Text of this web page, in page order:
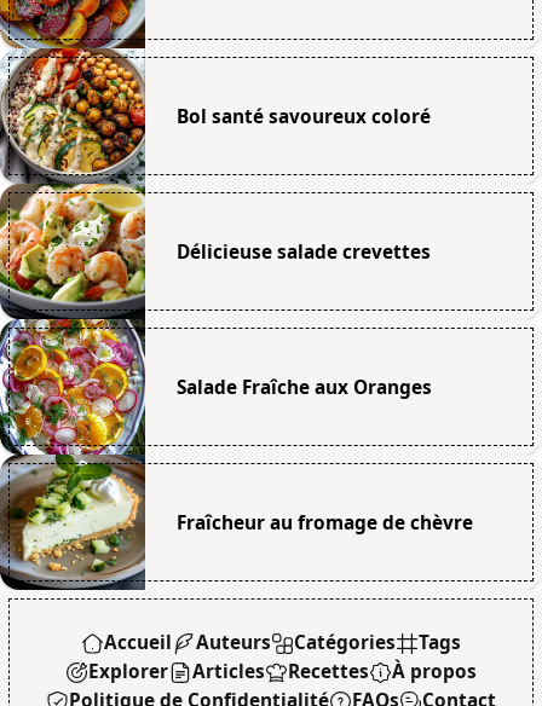
Bol santé savoureux coloré
Délicieuse salade crevettes
Salade Fraîche aux Oranges
Fraîcheur au fromage de chèvre
Accueil Auteurs Catégories
Tags
Explorer
Articles Recettes
À propos